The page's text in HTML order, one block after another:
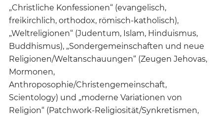
„Christliche Konfessionen“ (evangelisch,
freikirchlich, orthodox, römisch-katholisch),
„Weltreligionen“ (Judentum, Islam, Hinduismus,
Buddhismus), „Sondergemeinschaften und neue
Religionen/Weltanschauungen“ (Zeugen Jehovas,
Mormonen,
Anthroposophie/Christengemeinschaft,
Scientology) und „moderne Variationen von
Religion“ (Patchwork-Religiosität/Synkretismen,